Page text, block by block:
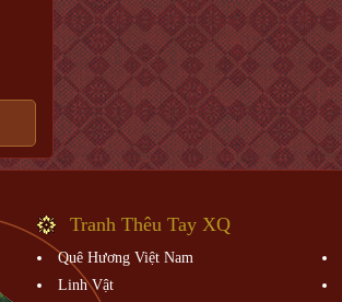
Tranh Thêu Tay XQ
Quê Hương Việt Nam
Linh Vật